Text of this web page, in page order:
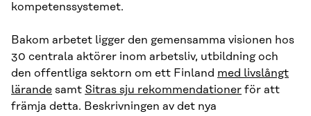
kompetenssystemet.
Bakom arbetet ligger den gemensamma visionen hos
30 centrala aktörer inom arbetsliv, utbildning och
den offentliga sektorn om ett Finland med livslångt
lärande samt Sitras sju rekommendationer för att
främja detta. Beskrivningen av det nya